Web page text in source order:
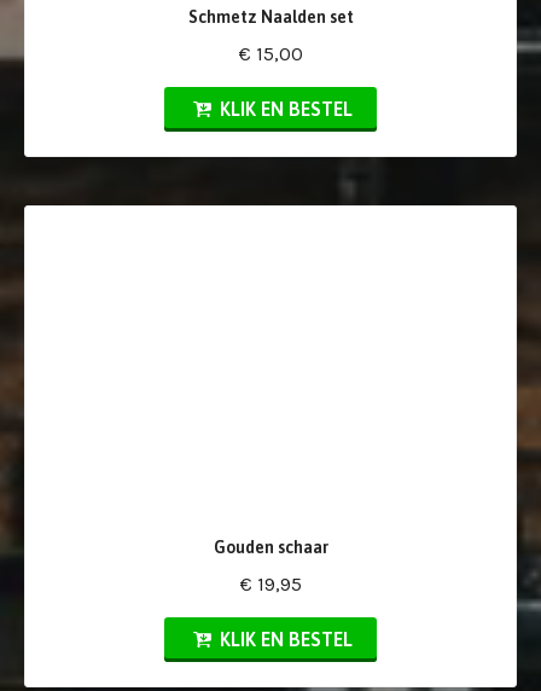
Schmetz Naalden set
€ 15,00
KLIK EN BESTEL
Gouden schaar
€ 19,95
KLIK EN BESTEL